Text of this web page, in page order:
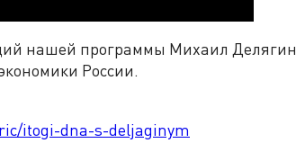
нашей программы Михаил Делягин
России.
itogi-dna-s-deljaginym